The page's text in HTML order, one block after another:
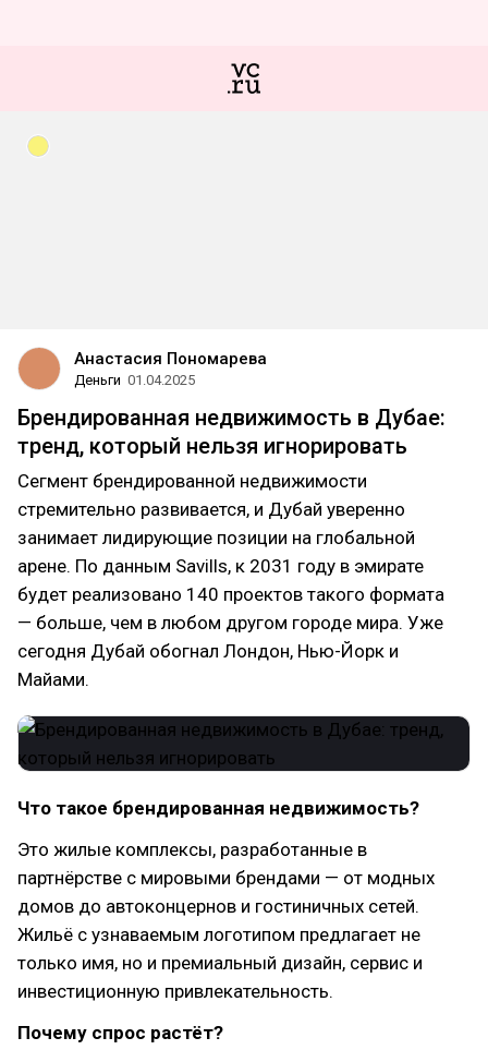
Анастасия Пономарева
Деньги 01.04.2025
Брендированная недвижимость в Дубае:
тренд, который нельзя игнорировать
Сегмент брендированной недвижимости
стремительно развивается, и Дубай уверенно
занимает лидирующие позиции на глобальной
арене. По данным Savills, к 2031 году в эмирате
будет реализовано 140 проектов такого формата
— больше, чем в любом другом городе мира. Уже
сегодня Дубай обогнал Лондон, Нью-Йорк и
Майами.
Что такое брендированная недвижимость?
Это жилые комплексы, разработанные в
партнёрстве с мировыми брендами — от модных
домов до автоконцернов и гостиничных сетей.
Жильё с узнаваемым логотипом предлагает не
только имя, но и премиальный дизайн, сервис и
инвестиционную привлекательность.
Почему спрос растёт?